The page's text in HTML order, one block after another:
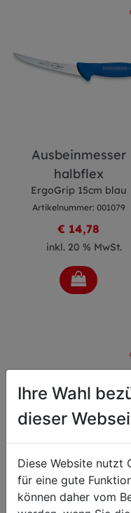
Ausbeinmesser
halbflex
ErgoGrip 15cm blau
Artikelnummer: 001079
€ 14,78
inkl. 20 % MwSt.
Ausbeinmesser
Ihre Wahl
dieser
Diese Website nutzt
für eine gute
können daher vom